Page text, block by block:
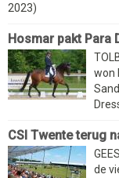
2023)
Hosmar pakt Para
won
CSI Twente terug
de